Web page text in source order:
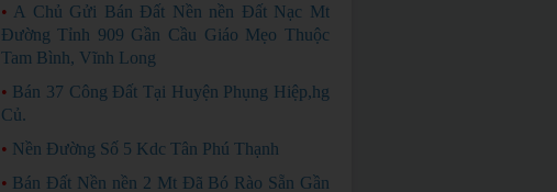
• A Chủ Gửi Bán Đất Nền nền Đất Nạc Mt
Đường Tỉnh 909 Gần Cầu Giáo Mẹo Thuộc
Tam Bình, Vĩnh Long
• Bán 37 Công Đất Tại Huyện Phụng Hiệp,hg
Củ.
• Nền Đường Số 5 Kdc Tân Phú Thạnh
• Bán Đất Nền nền 2 Mt Đã Bó Rào Sẵn Gần